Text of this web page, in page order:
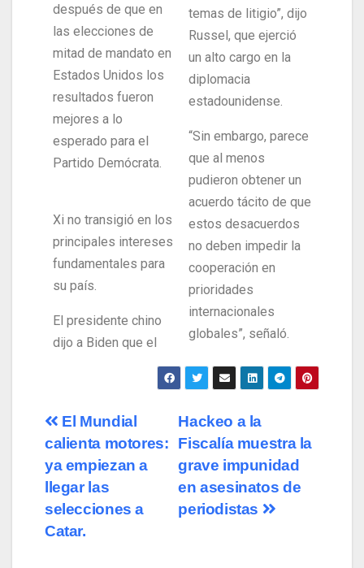
después de que en
las elecciones de
mitad de mandato en
Estados Unidos los
resultados fueron
mejores a lo
esperado para el
Partido Demócrata.
Xi no transigió en los
principales intereses
fundamentales para
su país.
El presidente chino
dijo a Biden que el
temas de litigio”, dijo
Russel, que ejerció
un alto cargo en la
diplomacia
estadounidense.
“Sin embargo, parece
que al menos
pudieron obtener un
acuerdo tácito de que
estos desacuerdos
no deben impedir la
cooperación en
prioridades
internacionales
globales”, señaló.
Hackeo a la
Fiscalía muestra la
grave impunidad
en asesinatos de
periodistas
El Mundial
calienta motores:
ya empiezan a
llegar las
selecciones a
Catar.